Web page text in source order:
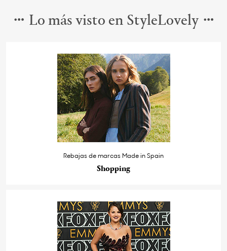
Lo más visto en StyleLovely
Rebajas de marcas Made in Spain
Shopping